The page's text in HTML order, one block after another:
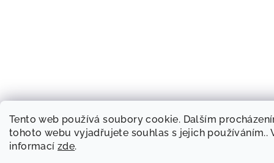
Tento web používá soubory cookie. Dalším
tohoto webu vyjadřujete souhlas s jejich používáním..
informacízde.